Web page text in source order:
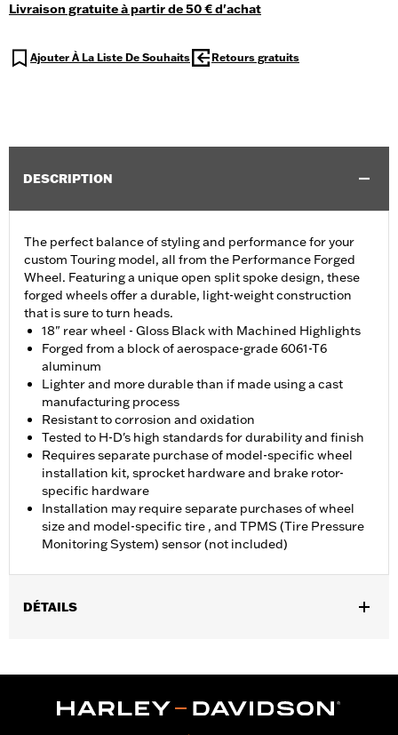
Livraison gratuite à partir de 50 € d'achat
Ajouter À La Liste De Souhaits Retours gratuits
DESCRIPTION
The perfect balance of styling and performance for your
custom Touring model, all from the Performance Forged
Wheel. Featuring a unique open split spoke design, these
forged wheels offer a durable, light-weight construction
that is sure to turn heads.
18" rear wheel - Gloss Black with Machined Highlights
Forged from a block of aerospace-grade 6061-T6
aluminum
Lighter and more durable than if made using a cast
manufacturing process
Resistant to corrosion and oxidation
Tested to H-D's high standards for durability and finish
Requires separate purchase of model-specific wheel
installation kit, sprocket hardware and brake rotor-
specific hardware
Installation may require separate purchases of wheel
size and model-specific tire , and TPMS (Tire Pressure
Monitoring System) sensor (not included)
DÉTAILS
Instructions d’installation